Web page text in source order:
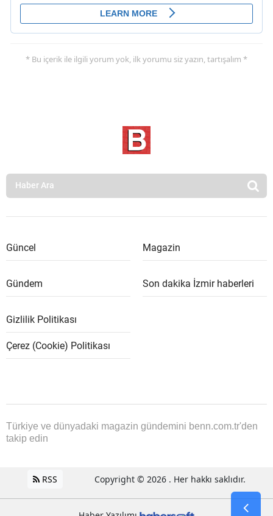
* Bu içerik ile ilgili yorum yok, ilk yorumu siz yazın, tartışalım *
Güncel Magazin
Gündem Son dakika İzmir haberleri
Gizlilik Politikası
Çerez (Cookie) Politikası
Türkiye ve dünyadaki magazin gündemini benn.com.tr'den
takip edin
RSS Copyright © 2026 . Her hakkı saklıdır.